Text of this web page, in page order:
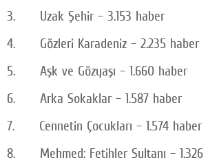
3. Uzak Şehir – 3.153 haber
4. Gözleri Karadeniz – 2.235 haber
5. Aşk ve Gözyaşı – 1.660 haber
6. Arka Sokaklar – 1.587 haber
7. Cennetin Çocukları – 1.574 haber
8. Mehmed: Fetihler Sultanı – 1.326